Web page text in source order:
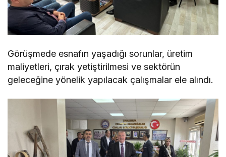
Görüşmede esnafın yaşadığı sorunlar, üretim
maliyetleri, çırak yetiştirilmesi ve sektörün
geleceğine yönelik yapılacak çalışmalar ele alındı.